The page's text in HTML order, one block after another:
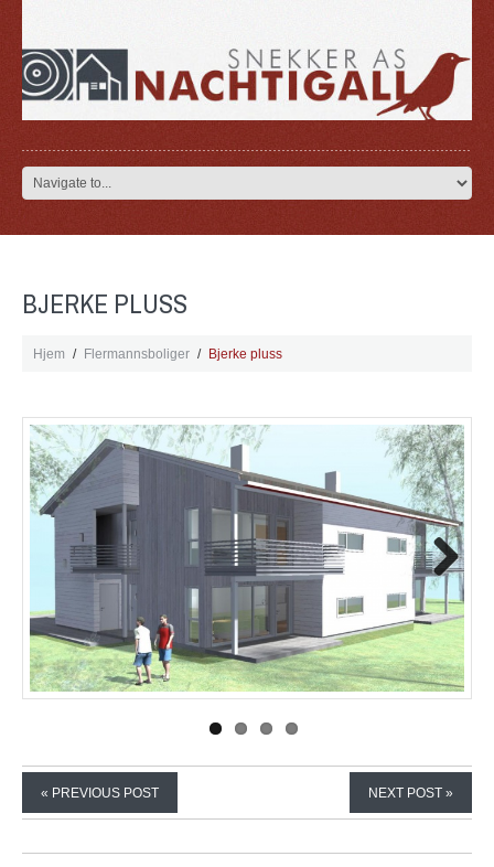
BJERKE PLUSS
Hjem Flermannsboliger Bjerke pluss
Next
« PREVIOUS POST NEXT POST »